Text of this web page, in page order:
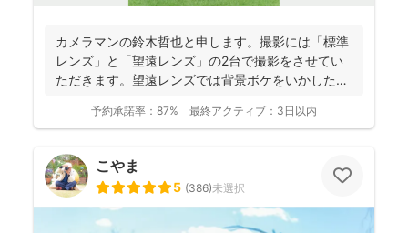
カメラマンの鈴木哲也と申します。撮影には「標準
レンズ」と「望遠レンズ」の2台で撮影をさせてい
ただきます。望遠レンズでは背景ボケをいかしたお
予約承諾率： 87% 最終アクティブ： 3日以内
こやま
5 (386)未選択